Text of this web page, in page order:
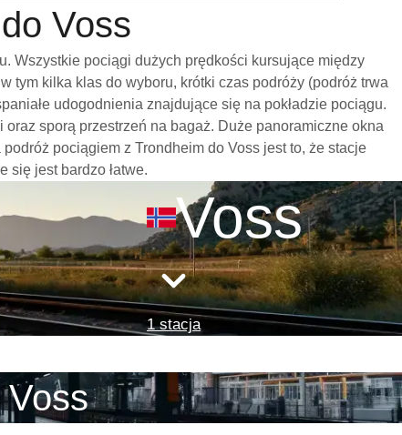
Voss
Wszystkie pociągi dużych prędkości kursujące między
tym kilka klas do wyboru, krótki czas podróży (podróż trwa
udogodnienia znajdujące się na pokładzie pociągu.
sporą przestrzeń na bagaż. Duże panoramiczne okna
pociągiem z Trondheim do Voss jest to, że stacje
się jest bardzo łatwe.
Voss
1 stacja